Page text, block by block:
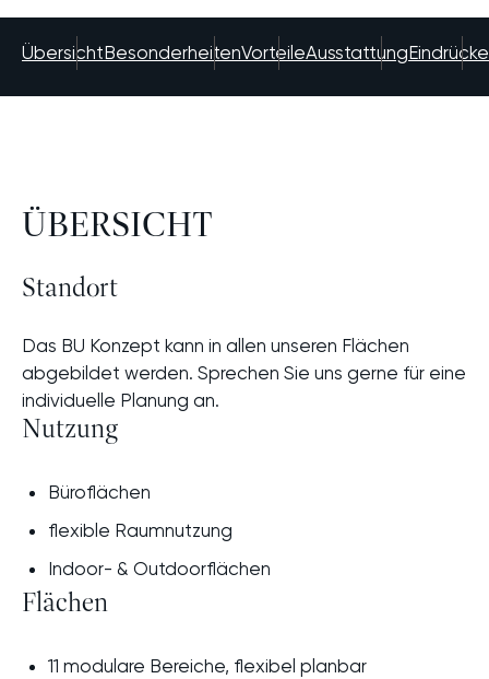
ÜbersichtBesonderheitenVorteileAusstattungEindrücke
ÜBERSICHT
Standort
Das BU Konzept kann in allen unseren Flächen
abgebildet werden. Sprechen Sie uns gerne für eine
individuelle Planung an.
Nutzung
Büroflächen
flexible Raumnutzung
Indoor- & Outdoorflächen
Flächen
11 modulare Bereiche, flexibel planbar